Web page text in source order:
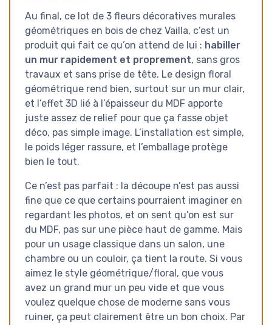
Au final, ce lot de 3 fleurs décoratives murales
géométriques en bois de chez Vailla, c’est un
produit qui fait ce qu’on attend de lui : habiller
un mur rapidement et proprement, sans gros
travaux et sans prise de tête. Le design floral
géométrique rend bien, surtout sur un mur clair,
et l’effet 3D lié à l’épaisseur du MDF apporte
juste assez de relief pour que ça fasse objet
déco, pas simple image. L’installation est simple,
le poids léger rassure, et l’emballage protège
bien le tout.
Ce n’est pas parfait : la découpe n’est pas aussi
fine que ce que certains pourraient imaginer en
regardant les photos, et on sent qu’on est sur
du MDF, pas sur une pièce haut de gamme. Mais
pour un usage classique dans un salon, une
chambre ou un couloir, ça tient la route. Si vous
aimez le style géométrique/floral, que vous
avez un grand mur un peu vide et que vous
voulez quelque chose de moderne sans vous
ruiner, ça peut clairement être un bon choix. Par